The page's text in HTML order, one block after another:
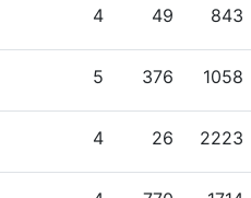
4 49 843
5 376 1058
4 26 2223